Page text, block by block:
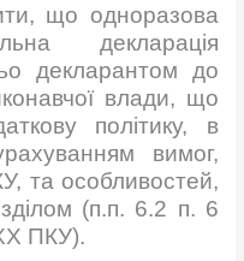
що одноразова
декларація
декларантом до
влади, що
політику, в
вимог,
та особливостей,
(п.п. 6.2 п. 6
ПКУ).